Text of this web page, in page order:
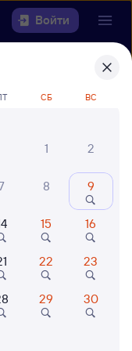
Войти
— Уфа
СБ ВС
1
2
8 9
15 16
22 23
29 30